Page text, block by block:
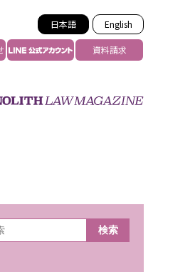
日本語 English
資料請求
等SNSのM&A
検索